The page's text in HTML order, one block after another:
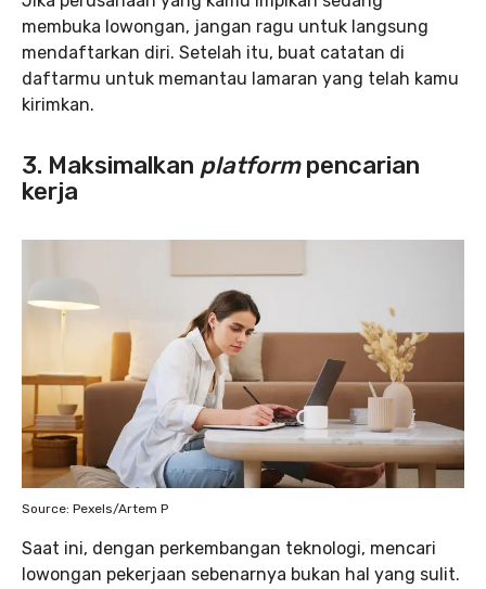
membuka lowongan, jangan ragu untuk langsung
mendaftarkan diri. Setelah itu, buat catatan di
daftarmu untuk memantau lamaran yang telah kamu
kirimkan.
3. Maksimalkan platformpencarian
kerja
Source: Pexels/Artem P
Saat ini, dengan perkembangan teknologi, mencari
lowongan pekerjaan sebenarnya bukan hal yang sulit.